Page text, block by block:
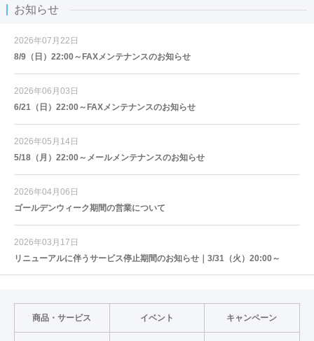
お知らせ
2026年07月22日
8/9（日）22:00～FAXメンテナンスのお知らせ
2026年06月03日
6/21（日）22:00～FAXメンテナンスのお知らせ
2026年05月14日
5/18（月）22:00～メールメンテナンスのお知らせ
2026年04月06日
ゴールデンウィーク期間の営業について
2026年03月17日
リニューアルに伴うサービス停止期間のお知らせ｜3/31（火）20:00～
商品・サービス イベント キャンペーン